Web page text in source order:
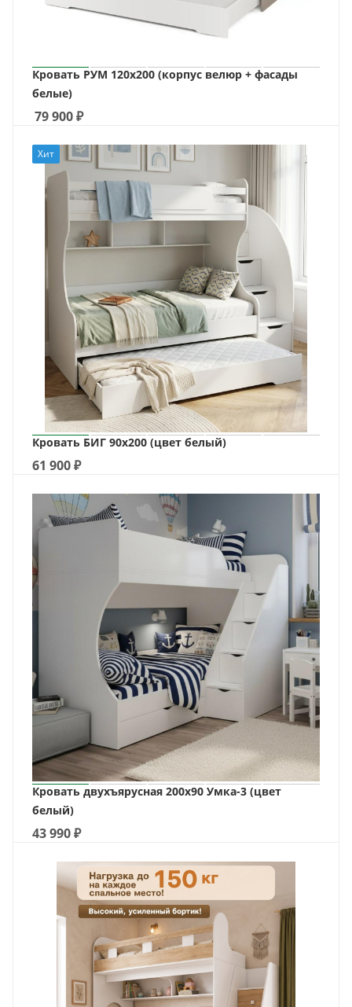
Кровать РУМ 120х200 (корпус велюр + фасады
белые)
79 900₽
Хит
Кровать БИГ 90х200 (цвет белый)
61 900₽
Кровать двухъярусная 200х90 Умка-3 (цвет
белый)
43 990₽